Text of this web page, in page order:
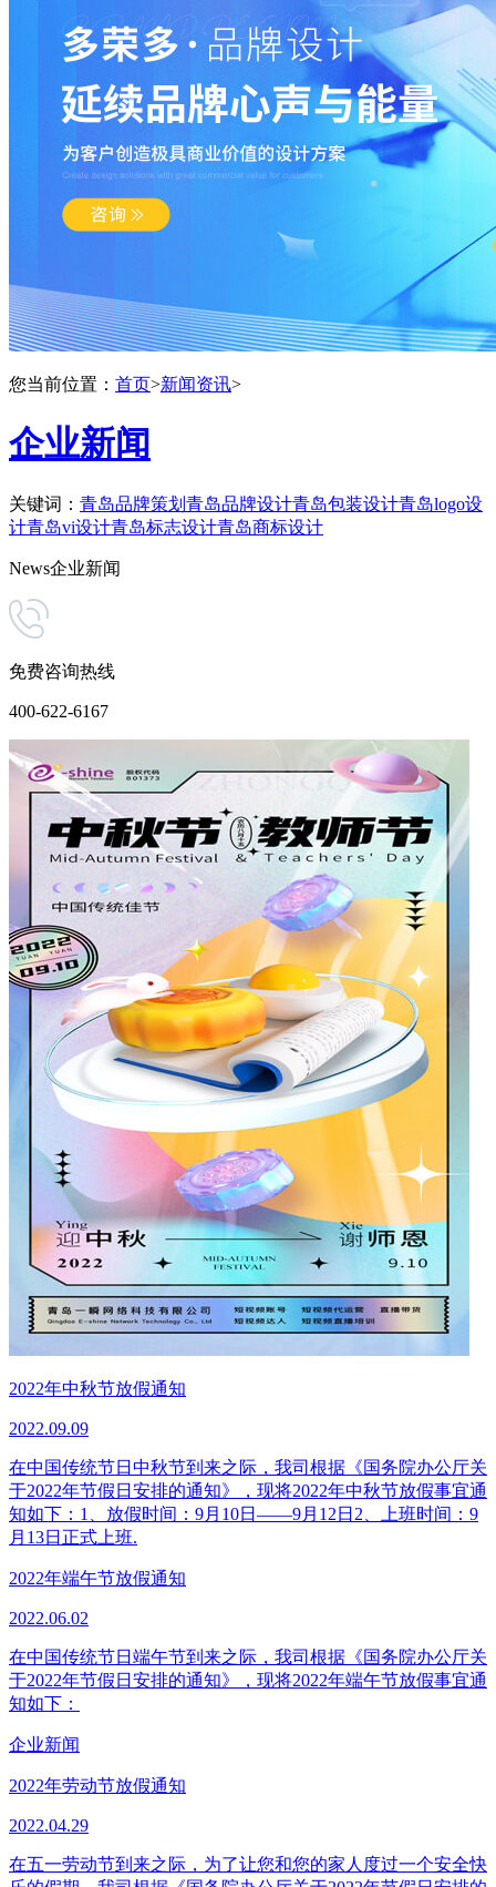
您当前位置： 首页>新闻资讯>
企业新闻
关键词： 青岛品牌策划 青岛品牌设计青岛包装设计青岛logo设
计青岛vi设计青岛标志设计青岛商标设计
News企业新闻
免费咨询热线
400-622-6167
2022年中秋节放假通知
2022.09.09
在中国传统节日中秋节到来之际，我司根据《国务院办公厅关
于2022年节假日安排的通知》，现将2022年中秋节放假事宜通
知如下：1、放假时间：9月10日——9月12日2、上班时间：9
月13日正式上班.
2022年端午节放假通知
2022.06.02
在中国传统节日端午节到来之际，我司根据《国务院办公厅关
于2022年节假日安排的通知》，现将2022年端午节放假事宜通
知如下：
企业新闻
2022年劳动节放假通知
2022.04.29
在五一劳动节到来之际，为了让您和您的家人度过一个安全快